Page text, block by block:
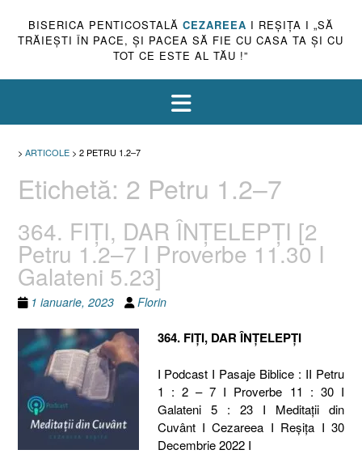
BISERICA PENTICOSTALĂ CEZAREEA I REŞIŢA I „SĂ
TRĂIEŞTI ÎN PACE, ŞI PACEA SĂ FIE CU CASA TA ŞI CU
TOT CE ESTE AL TĂU !”
> ARTICOLE > 2 PETRU 1.2–7
Etichetă: 2 Petru 1.2–7
364. FIȚI, DAR ÎNȚELEPȚI [2
Petru 1.2–7 I Proverbe 11.30 I
Galateni 5.23]
1 ianuarie, 2023 Florin
364. FIȚI, DAR ÎNȚELEPȚI
I Podcast I Pasaje Biblice : II Petru
1 : 2 – 7 I Proverbe 11 : 30 I
Galateni 5 : 23 I Meditaţii din
Cuvânt I Cezareea I Reşiţa I 30
Decembrie 2022 I